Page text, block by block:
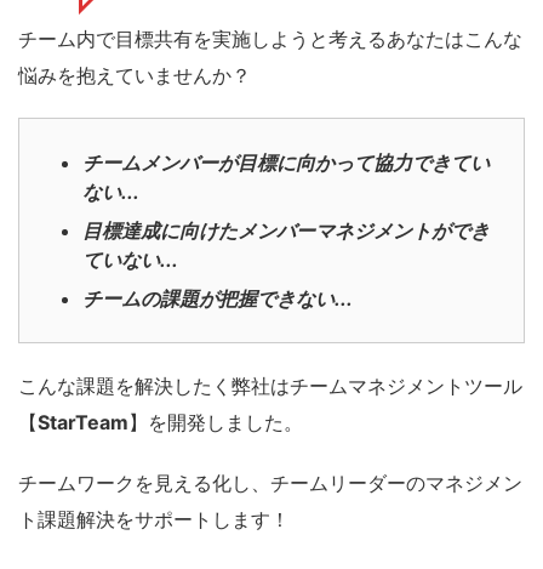
チーム内で目標共有を実施しようと考えるあなたはこんな
悩みを抱えていませんか？
チームメンバーが目標に向かって協力できてい
ない...
目標達成に向けたメンバーマネジメントができ
ていない...
チームの課題が把握できない...
こんな課題を解決したく弊社はチームマネジメントツール
【StarTeam】を開発しました。
チームワークを見える化し、チームリーダーのマネジメン
ト課題解決をサポートします！